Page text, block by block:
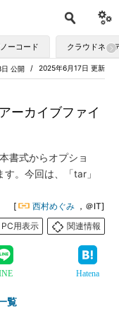
ーコード クラウドネイ
2025年6月17日 更新
公開
ーカイブファイ
書式からオプショ
。今回は、「tar」
[ 西村めぐみ ，＠IT]
PC用表示
関連情報
Hatena
覧